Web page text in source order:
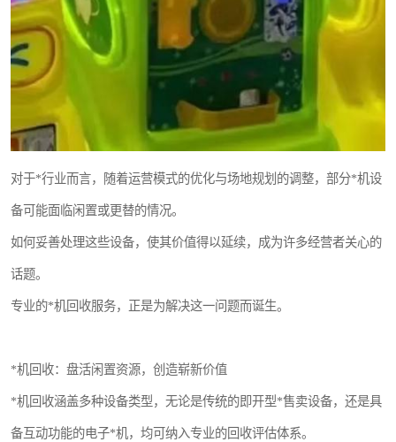
对于*行业而言，随着运营模式的优化与场地规划的调整，部分*机设
备可能面临闲置或更替的情况。
如何妥善处理这些设备，使其价值得以延续，成为许多经营者关心的
话题。
专业的*机回收服务，正是为解决这一问题而诞生。
*机回收：盘活闲置资源，创造崭新价值
*机回收涵盖多种设备类型，无论是传统的即开型*售卖设备，还是具
备互动功能的电子*机，均可纳入专业的回收评估体系。